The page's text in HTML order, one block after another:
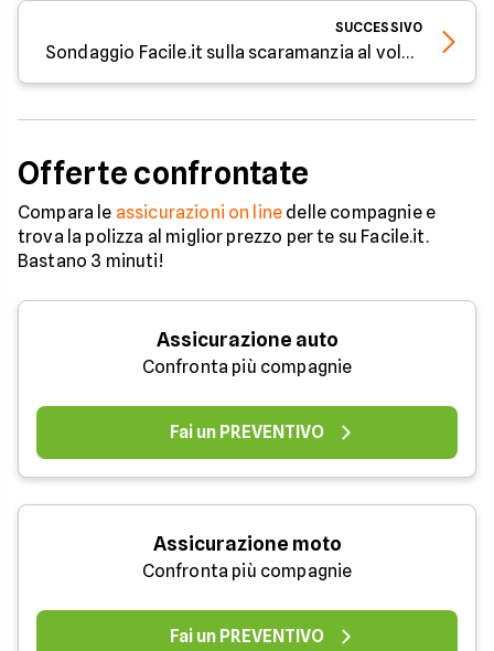
SUCCESSIVO
Sondaggio Facile.it sulla scaramanzia al volante
Offerte confrontate
Compara le assicurazioni on line delle compagnie e
trova la polizza al miglior prezzo per te su Facile.it.
Bastano 3 minuti!
Assicurazione auto
Confronta più compagnie
Fai un PREVENTIVO
Assicurazione moto
Confronta più compagnie
Fai un PREVENTIVO